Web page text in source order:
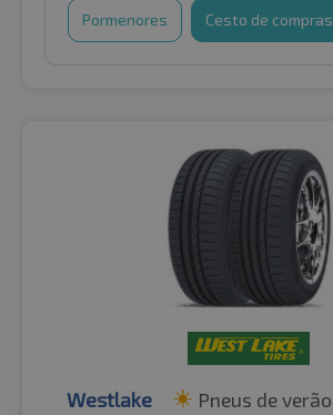
Pormenores Cesto de compras
Westlake Pneus de verão